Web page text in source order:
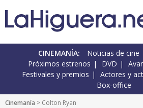
CINEMANÍA: Noticias de cine
Próximos estrenos
DVD
Festivales y premios
Actores y
Box-office
Cinemanía > Colton Ryan